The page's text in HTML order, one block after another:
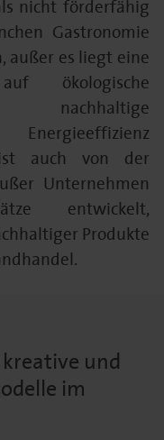
nicht förderfähig
Gastronomie
außer es liegt eine
ökologische
auch von der
Unternehmen
entwickelt,
Produkte
und
im